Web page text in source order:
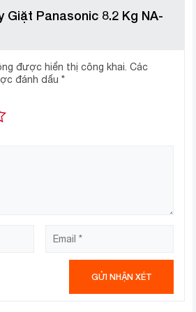
tạo bọt siêu
giặt sạch sâu
tan triệt để chất tẩy, sau đó tạo
đặc nhằm giúp chúng dễ dàng
để loại bỏ hoàn toàn bụi bẩn giúp
giặt sạch hơn.
Giặt Panasonic 8.2 Kg NA-
được hiển thị công khai. Các
đánh dấu *